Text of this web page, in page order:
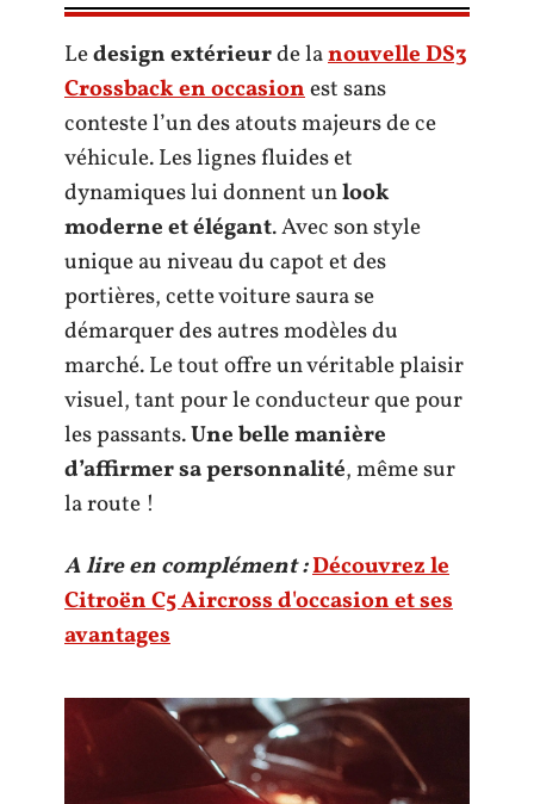
Ledesign extérieurde lanouvelle DS3
Crossback en occasionest sans
conteste l’un des atouts majeurs de ce
véhicule. Les lignes fluides et
dynamiques lui donnent unlook
moderne et élégant. Avec son style
unique au niveau du capot et des
portières, cette voiture saura se
démarquer des autres modèles du
marché. Le tout offre un véritable plaisir
visuel, tant pour le conducteur que pour
les passants.Une belle manière
d’affirmer sa personnalité, même sur
la route !
A lire en complément :Découvrez le
Citroën C5 Aircross d'occasion et ses
avantages